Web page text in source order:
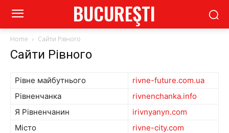
BUCUREŞTI
Home Сайти Рівного
Сайти Рівного
Рівне майбутнього
rivne-future.com.ua
Рівненчанка
rivnenchanka.info
Я Рівненчанин
irivnyanyn.com
Місто
rivne-city.com